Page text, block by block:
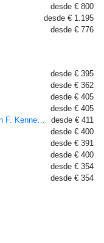
desde € 800
desde € 1.195
desde € 776
desde € 395
desde € 362
desde € 405
desde € 405
Voos Lisboa - Nova Iorque / Nova York - John F. Kennedy
desde € 411
desde € 400
desde € 391
desde € 400
desde € 354
desde € 354